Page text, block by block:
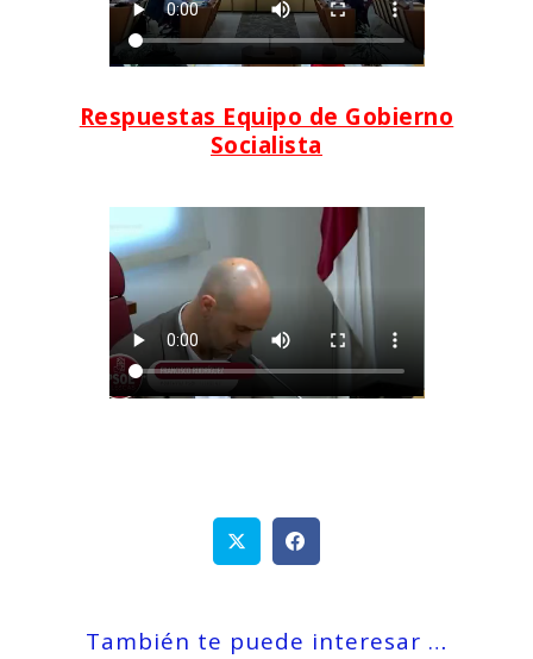
Respuestas Equipo de Gobierno
Socialista
También te puede interesar …